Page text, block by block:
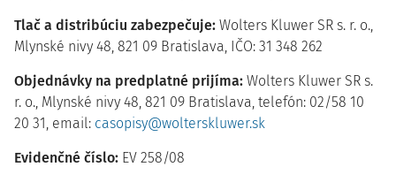
Tlač a distribúciu zabezpečuje: Wolters Kluwer SR s. r. o.,
Mlynské nivy 48, 821 09 Bratislava, IČO: 31 348 262
Objednávky na predplatné prijíma: Wolters Kluwer SR s.
r. o., Mlynské nivy 48, 821 09 Bratislava, telefón: 02/58 10
20 31, email: casopisy@wolterskluwer.sk
Evidenčné číslo: EV 258/08